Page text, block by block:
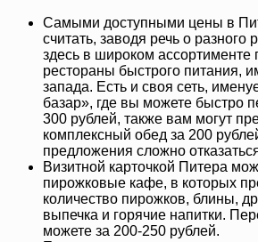
Самыми доступными цены в
считать, заводя речь о разного
здесь в широком ассортименте
рестораны быстрого питания,
запада. Есть и своя сеть,
базар», где вы можете быстро
300 рублей, также вам могут
комплексный обед за 200
предложения сложно
Визитной карточкой Питера
пирожковые кафе, в которых
количество пирожков, блины,
выпечка и горячие напитки.
можете за 200-250 рублей.